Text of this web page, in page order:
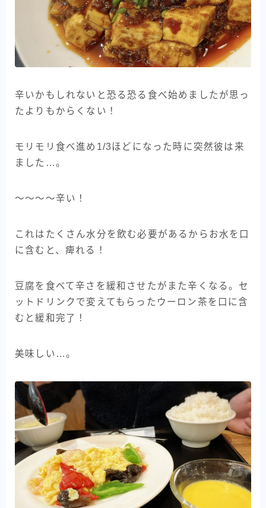
辛いかもしれないと恐る恐る食べ始めましたが思っ
たよりもからくない！
モリモリ食べ進め1/3ほどになった時に突然彼は来
ました…。
〜〜〜〜辛い！
これはたくさん水分を飲む必要があるからお水を口
に含むと、痺れる！
豆腐を食べて辛さを緩和させたがまた辛くなる。セ
ットドリンクで変えてもらったウーロン茶を口に含
むと緩和完了！
美味しい…。